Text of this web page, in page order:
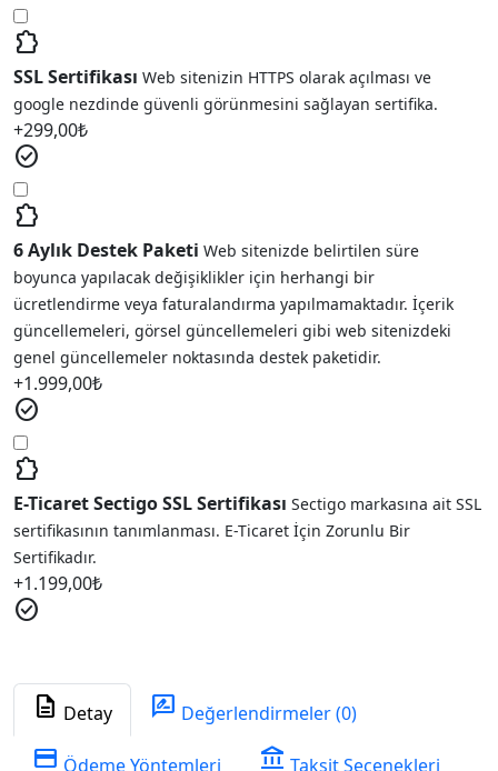
extension
SSL Sertifikası Web sitenizin HTTPS olarak açılması ve
google nezdinde güvenli görünmesini sağlayan sertifika.
+299,00₺
check_circle
extension
6 Aylık Destek Paketi Web sitenizde belirtilen süre
boyunca yapılacak değişiklikler için herhangi bir
ücretlendirme veya faturalandırma yapılmamaktadır. İçerik
güncellemeleri, görsel güncellemeleri gibi web sitenizdeki
genel güncellemeler noktasında destek paketidir.
+1.999,00₺
check_circle
extension
E-Ticaret Sectigo SSL Sertifikası Sectigo markasına ait SSL
sertifikasının tanımlanması. E-Ticaret İçin Zorunlu Bir
Sertifikadır.
+1.199,00₺
check_circle
description Detay rate_review Değerlendirmeler (0)
credit_card Ödeme Yöntemleri account_balance Taksit Seçenekleri